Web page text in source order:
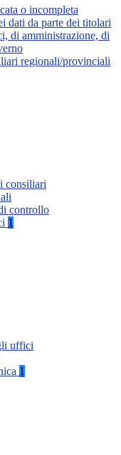
o incompleta
dati da parte dei titolari
di amministrazione, di
regionali/provinciali
consiliari
controllo
1
uffici
1